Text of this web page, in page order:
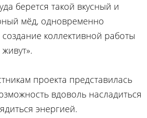
берется такой вкусный и
мёд, одновременно
создание коллективной работы
проекта представилась
вдоволь насладиться
энергией.